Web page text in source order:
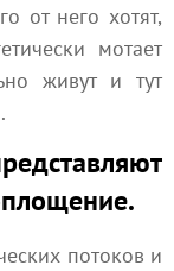
от него хотят,
мотает
живут и тут
потоков и